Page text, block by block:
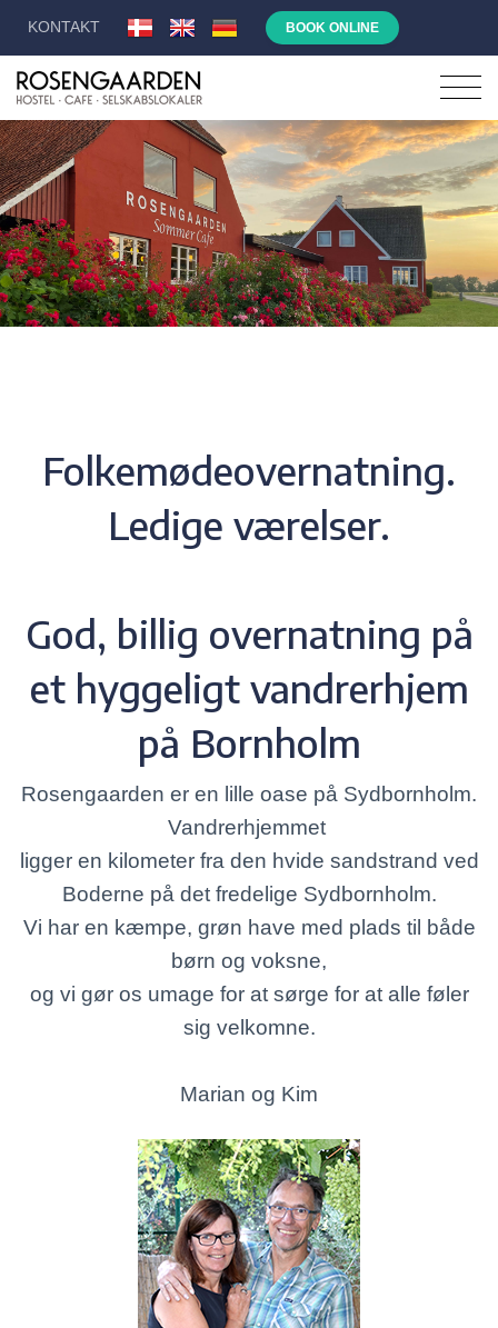
KONTAKT BOOK ONLINE
Folkemødeovernatning.
Ledige værelser.
God, billig overnatning på
et hyggeligt vandrerhjem
på Bornholm
Rosengaarden er en lille oase på Sydbornholm.
Vandrerhjemmet
ligger en kilometer fra den hvide sandstrand ved
Boderne på det fredelige Sydbornholm.
Vi har en kæmpe, grøn have med plads til både
børn og voksne,
og vi gør os umage for at sørge for at alle føler
sig velkomne.
Marian og Kim